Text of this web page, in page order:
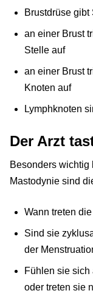
Brustdrüse
an einer Brust
Stelle auf
an einer Brust
Knoten auf
Lymphknoten
Der Arzt
Besonders wichtig
Mastodynie sind
Wann treten
Sind sie
der
Fühlen sie
oder treten sie